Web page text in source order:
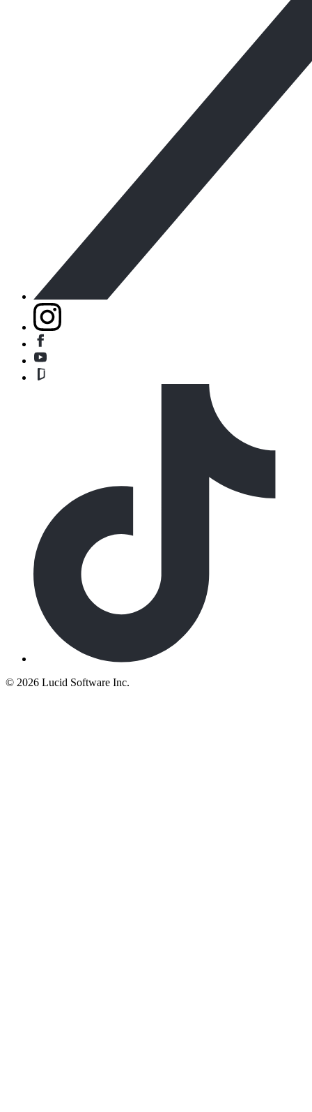
© 2026 Lucid Software Inc.